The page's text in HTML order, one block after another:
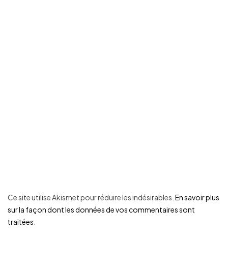
Ce site utilise Akismet pour réduire les indésirables. En savoir plus
sur la façon dont les données de vos commentaires sont
traitées